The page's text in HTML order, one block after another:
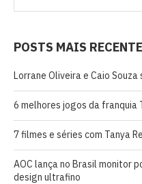
POSTS MAIS
Lorrane Oliveira e Caio
6 melhores jogos da franquia
7 filmes e séries com Tanya
AOC lança no Brasil monitor
design ultrafino